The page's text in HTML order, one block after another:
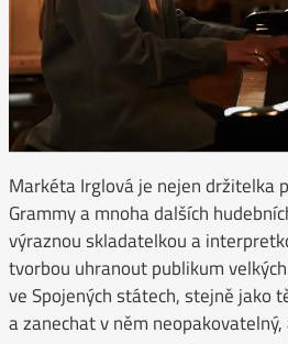
Markéta Irglová je nejen držitelka
Grammy a mnoha dalších
výraznou skladatelkou a
tvorbou uhranout publikum
ve Spojených státech, stejně jako
a zanechat v něm